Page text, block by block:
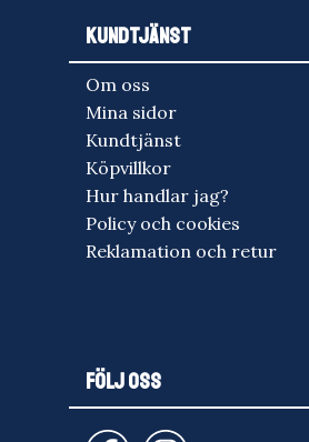
KUNDTJÄNST
Om oss
Mina sidor
Kundtjänst
Köpvillkor
Hur handlar jag?
Policy och cookies
Reklamation och retur
FÖLJ OSS